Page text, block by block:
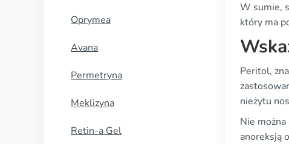
Oprymea
Avana
Permetryna
Meklizyna
Retin-a Gel
W sumie,
który ma
Peritol,
nieżytu
Nie
anoreksją